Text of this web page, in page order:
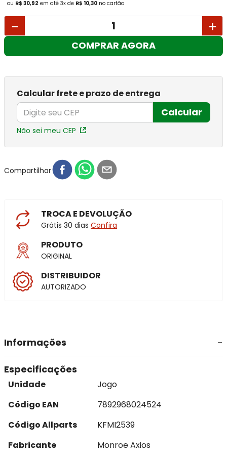
ou R$ 30,92 em até 3x de R$ 10,30 no cartão
＋
－
COMPRAR AGORA
Calcular frete e prazo de entrega
Calcular
Não sei meu CEP
Compartilhar
TROCA E DEVOLUÇÃO
Grátis 30 dias Confira
PRODUTO
ORIGINAL
DISTRIBUIDOR
AUTORIZADO
Informações
Especificações
Unidade
Jogo
Código EAN
7892968024524
Código Allparts
KFMI2539
Fabricante
Monroe Axios